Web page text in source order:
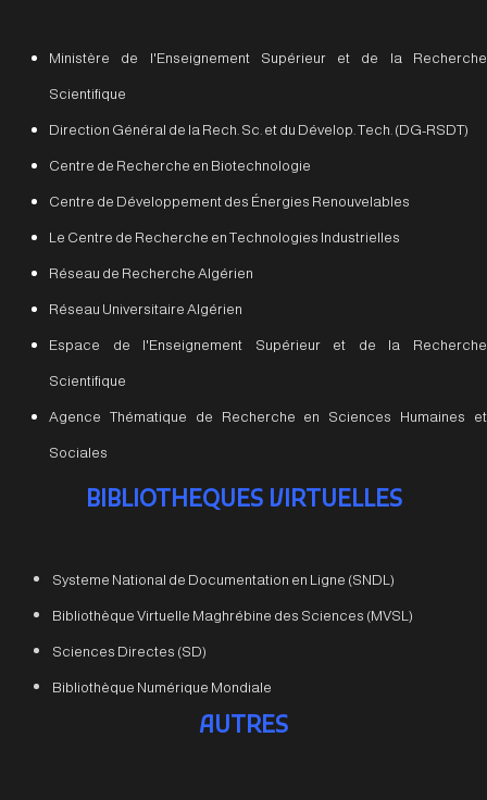
Ministère de l'Enseignement Supérieur et de la Recherche
Scientifique
Direction Général de la Rech. Sc. et du Dévelop. Tech. (DG-RSDT)
Centre de Recherche en Biotechnologie
Centre de Développement des Énergies Renouvelables
Le Centre de Recherche en Technologies Industrielles
Réseau de Recherche Algérien
Réseau Universitaire Algérien
Espace de l'Enseignement Supérieur et de la Recherche
Scientifique
Agence Thématique de Recherche en Sciences Humaines et
Sociales
BIBLIOTHEQUES VIRTUELLES
Systeme National de Documentation en Ligne (SNDL)
Bibliothèque Virtuelle Maghrébine des Sciences (MVSL)
Sciences Directes (SD)
Bibliothèque Numérique Mondiale
AUTRES